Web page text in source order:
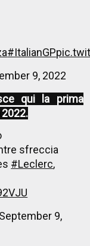
#ItalianGP
9, 2022
qui la prima
sfreccia
#Leclerc,
September 9,